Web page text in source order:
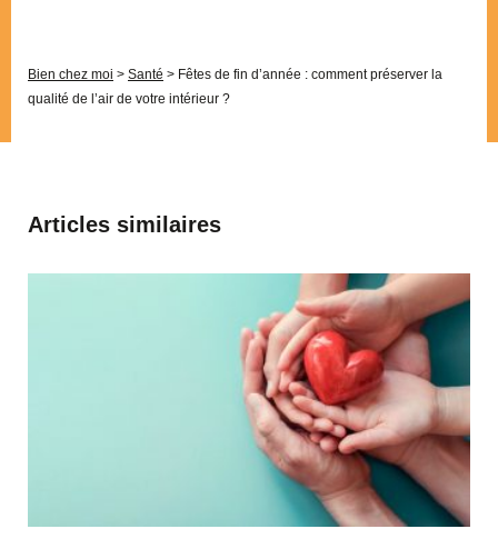
Bien chez moi > Santé > Fêtes de fin d’année : comment préserver la
qualité de l’air de votre intérieur ?
Articles similaires